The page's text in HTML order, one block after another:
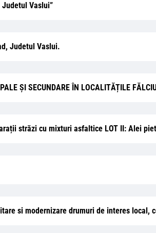
Vaslui”
Judetul Vaslui.
ȘI SECUNDARE ÎN LOCALITĂȚILE
străzi cu mixturi asfaltice LOT II: Alei
si modernizare drumuri de interes local,